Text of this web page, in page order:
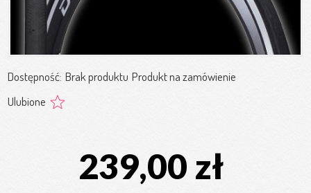
Dostępność: Brak produktu Produkt na zamówienie
Ulubione
239,00 zł